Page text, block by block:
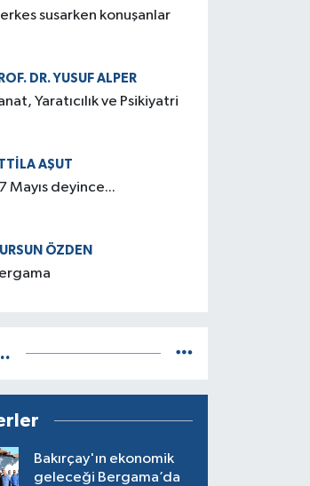
susarken konuşanlar
DR. YUSUF ALPER
Yaratıcılık ve Psikiyatri
AŞUT
Mayıs deyince...
ÖZDEN
Bakırçay'ın ekonomik
geleceği Bergama’da